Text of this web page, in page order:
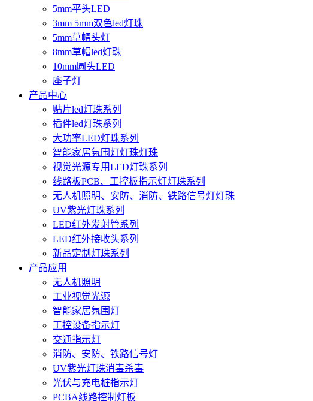
5mm平头LED
3mm 5mm双色led灯珠
5mm草帽头灯
8mm草帽led灯珠
10mm圆头LED
座子灯
产品中心
贴片led灯珠系列
插件led灯珠系列
大功率LED灯珠系列
智能家居氛围灯灯珠灯珠
视觉光源专用LED灯珠系列
线路板PCB、工控板指示灯灯珠系列
无人机照明、安防、消防、铁路信号灯灯珠
UV紫光灯珠系列
LED红外发射管系列
LED红外接收头系列
新品定制灯珠系列
产品应用
无人机照明
工业视觉光源
智能家居氛围灯
工控设备指示灯
交通指示灯
消防、安防、铁路信号灯
UV紫光灯珠消毒杀毒
光伏与充电桩指示灯
PCBA线路控制灯板